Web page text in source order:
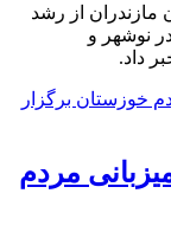
مازندران از رشد
نوشهر و
داد.
مردم